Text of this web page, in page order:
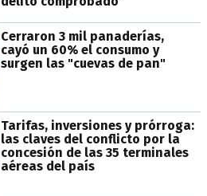
Cerraron 3 mil panaderías,
cayó un 60% el consumo y
surgen las "cuevas de pan"
Tarifas, inversiones y prórroga:
las claves del conflicto por la
concesión de las 35 terminales
aéreas del país